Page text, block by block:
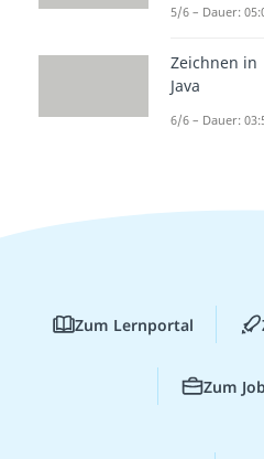
5/6 – Dauer:
Zeichnen in
Java
6/6 – Dauer:
Zum Lernportal
Zum